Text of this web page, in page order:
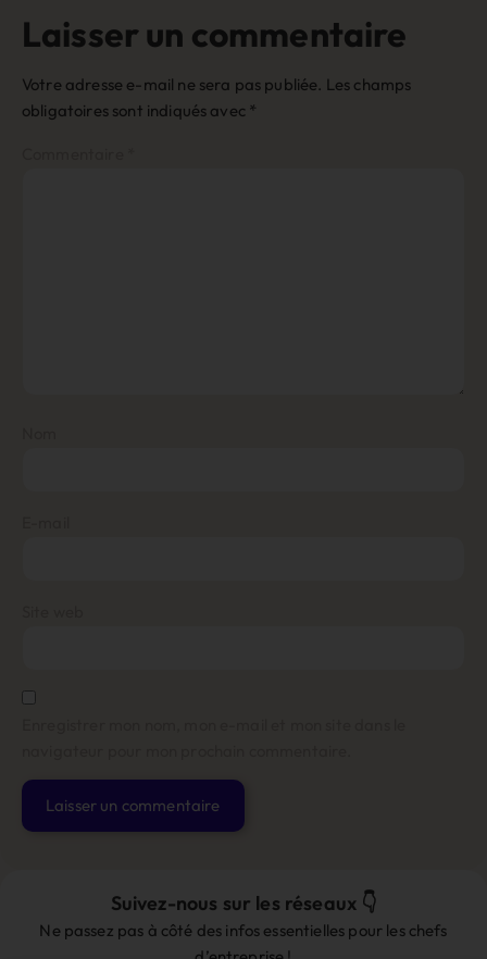
Laisser un commentaire
Votre adresse e-mail ne sera pas publiée. Les champs
obligatoires sont indiqués avec *
Suivez-nous sur les réseaux 👇
Ne passez pas à côté des infos essentielles pour les chefs